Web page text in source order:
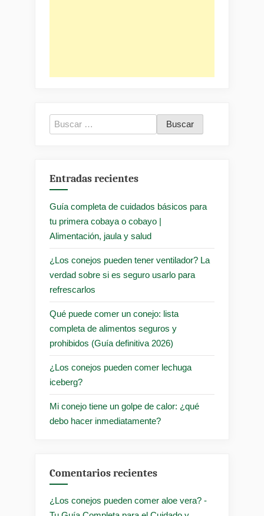
Buscar:
Entradas recientes
Guía completa de cuidados básicos para
tu primera cobaya o cobayo |
Alimentación, jaula y salud
¿Los conejos pueden tener ventilador? La
verdad sobre si es seguro usarlo para
refrescarlos
Qué puede comer un conejo: lista
completa de alimentos seguros y
prohibidos (Guía definitiva 2026)
¿Los conejos pueden comer lechuga
iceberg?
Mi conejo tiene un golpe de calor: ¿qué
debo hacer inmediatamente?
Comentarios recientes
¿Los conejos pueden comer aloe vera? -